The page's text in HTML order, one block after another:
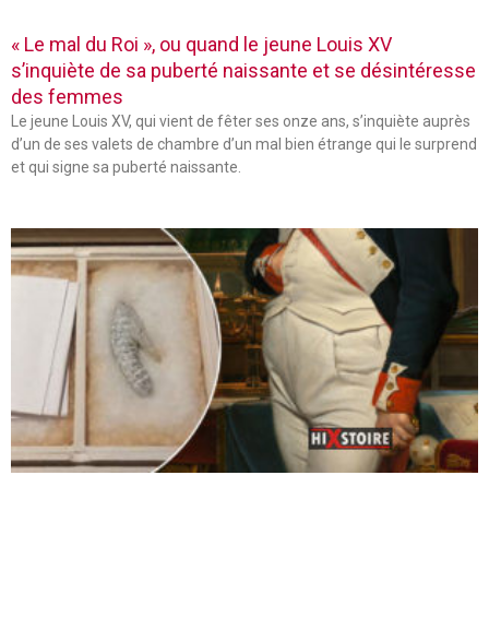
« Le mal du Roi », ou quand le jeune Louis XV
s’inquiète de sa puberté naissante et se désintéresse
des femmes
Le jeune Louis XV, qui vient de fêter ses onze ans, s’inquiète auprès
d’un de ses valets de chambre d’un mal bien étrange qui le surprend
et qui signe sa puberté naissante.